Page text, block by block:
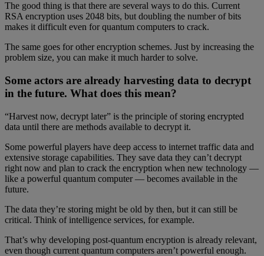
The good thing is that there are several ways to do this. Current
RSA encryption uses 2048 bits, but doubling the number of bits
makes it difficult even for quantum computers to crack.
The same goes for other encryption schemes. Just by increasing the
problem size, you can make it much harder to solve.
Some actors are already harvesting data to decrypt
in the future. What does this mean?
“Harvest now, decrypt later” is the principle of storing encrypted
data until there are methods available to decrypt it.
Some powerful players have deep access to internet traffic data and
extensive storage capabilities. They save data they can’t decrypt
right now and plan to crack the encryption when new technology —
like a powerful quantum computer — becomes available in the
future.
The data they’re storing might be old by then, but it can still be
critical. Think of intelligence services, for example.
That’s why developing post-quantum encryption is already relevant,
even though current quantum computers aren’t powerful enough.